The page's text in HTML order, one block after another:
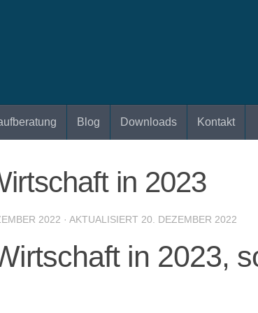
Blog Downloads Kontakt
in 2023
2022 · AKTUALISIERT 20. DEZEMBER 2022
in 2023,